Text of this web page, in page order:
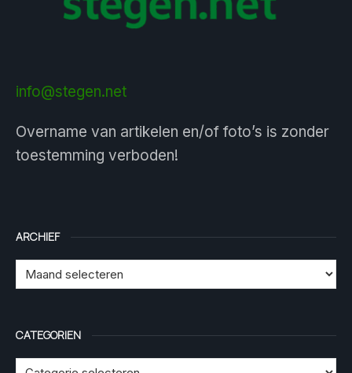
info@stegen.net
Overname van artikelen en/of foto’s is zonder
toestemming verboden!
ARCHIEF
CATEGORIEN